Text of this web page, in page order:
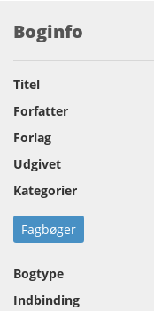
Boginfo
Titel
Forfatter
Forlag
Udgivet
Kategorier
Fagbøger
Bogtype
Indbinding